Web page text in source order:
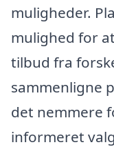
muligheder.
mulighed for
tilbud fra
sammenligne
det nemmere
informeret